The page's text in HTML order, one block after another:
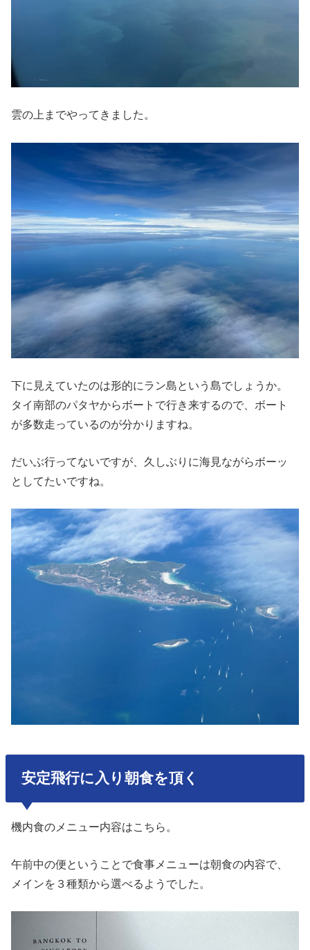
雲の上までやってきました。
下に見えていたのは形的にラン島という島でしょうか。
タイ南部のパタヤからボートで行き来するので、ボート
が多数走っているのが分かりますね。
だいぶ行ってないですが、久しぶりに海見ながらボーッ
としてたいですね。
安定飛行に入り朝食を頂く
機内食のメニュー内容はこちら。
午前中の便ということで食事メニューは朝食の内容で、
メインを３種類から選べるようでした。